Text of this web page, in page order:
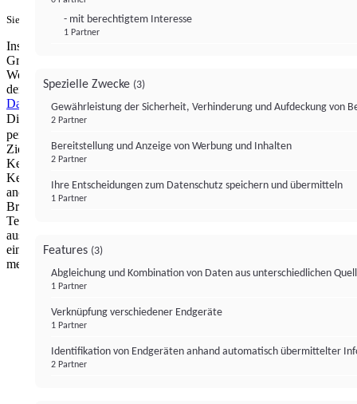
Sie haben ein PUR-Abo?Hier anmelden.
Institutional Money mit Werbung: Wir nutzen aus wirtschaftlichen
Gründen die Möglichkeit, unsere Webseite Dritten als digitalen
Werbeplatz zur Verfügung zu stellen. Über Verarbeitungen, die in
der Verantwortung von uns liegen, können Sie sich in unserer
Datenschutzerklärungnäher informieren.Zur Bereitstellung unserer
Dienste nutzen wir Technologien von
personalisierte Werbung, Messung von Werbeleistung und
Zielgruppenforschung. Cookies, Endgeräte- oder ähnliche Online-
Kennungen (z. B. login-basierte Kennungen, zufällig generierte
Kennungen, netzwerkbasierte Kennungen) können zusammen mit
anderen Informationen (z. B. Browsertyp und
Browserinformationen, Sprache, Bildschirmgröße, unterstützte
Technologien usw.) auf Ihrem Endgerät gespeichert oder von dort
ausgelesen werden, um es jedes Mal wiederzuerkennen, wenn es
eine App oder einer Webseite aufruft. Dies geschieht für einen oder
mehrere der hier aufgeführten Verarbeitungszwecke.
- mit berechtigtem Interesse
1 Partner
Spezielle Zwecke (3)
Gewährleistung der Sicherheit, Verhinderung und Aufdeckung von
2 Partner
Bereitstellung und Anzeige von Werbung und Inhalten
2 Partner
Ihre Entscheidungen zum Datenschutz speichern und übermitteln
1 Partner
Features (3)
Abgleichung und Kombination von Daten aus unterschiedlichen
1 Partner
Verknüpfung verschiedener Endgeräte
1 Partner
Identifikation von Endgeräten anhand automatisch übermittelter
2 Partner
Institutional Money
ImpressumDatenschutzerklärung